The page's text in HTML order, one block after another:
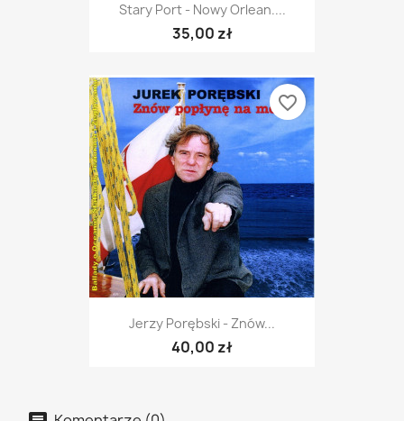
Stary Port - Nowy Orlean....
35,00 zł
Jerzy Porębski - Znów...
40,00 zł
favorite_border